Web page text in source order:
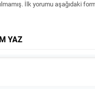
İlk yorumu aşağıdaki
YAZ